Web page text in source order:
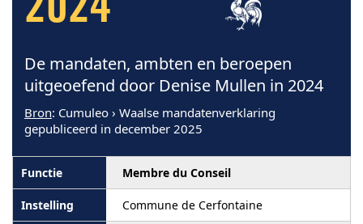
2024
De mandaten, ambten en beroepen
uitgeoefend door Denise Mullen in 2024
Bron: Cumuleo › Waalse mandatenverklaring
gepubliceerd in december 2025
Membre du Conseil
Commune de Cerfontaine